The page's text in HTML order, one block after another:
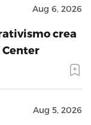
Aug 6, 2026
crea
Center
Aug 5, 2026